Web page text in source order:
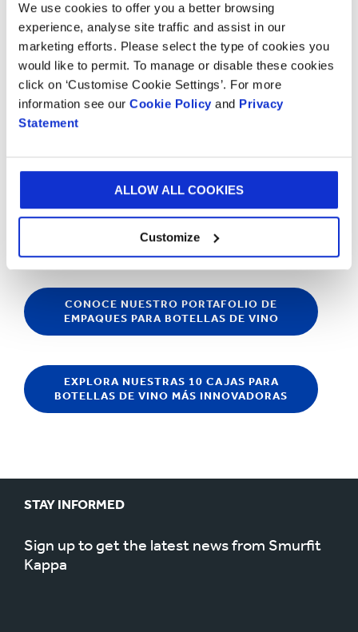
We use cookies to offer you a better browsing
experience, analyse site traffic and assist in our
marketing efforts. Please select the type of cookies you
would like to permit. To manage or disable these cookies
click on ‘Customise Cookie Settings’. For more
information see our Cookie Policy and Privacy
Statement
ALLOW ALL COOKIES
Customize
clave en el mundo actual."
CONOCE NUESTRO PORTAFOLIO DE
EMPAQUES PARA BOTELLAS DE VINO
EXPLORA NUESTRAS 10 CAJAS PARA
BOTELLAS DE VINO MÁS INNOVADORAS
STAY INFORMED
Sign up to get the latest news from Smurfit
Kappa